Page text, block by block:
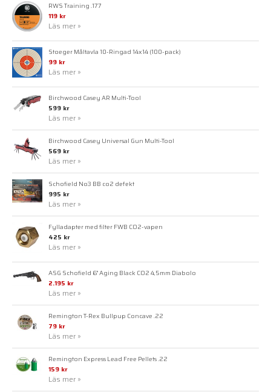
RWS Training .177
119 kr
Läs mer »
Stoeger Måltavla 10-Ringad 14x14 (100-pack)
99 kr
Läs mer »
Birchwood Casey AR Multi-Tool
599 kr
Läs mer »
Birchwood Casey Universal Gun Multi-Tool
569 kr
Läs mer »
Schofield No3 BB co2 defekt
995 kr
Läs mer »
Fylladapter med filter FWB CO2-vapen
425 kr
Läs mer »
ASG Schofield 6" Aging Black CO2 4,5mm Diabolo
2.195 kr
Läs mer »
Remington T-Rex Bullpup Concave .22
79 kr
Läs mer »
Remington Express Lead Free Pellets .22
159 kr
Läs mer »